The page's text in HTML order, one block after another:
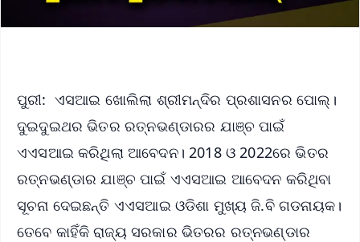
ପୁରୀ: ଏସଆଇ ଖୋଲିଲା ଶ୍ରୀମନ୍ଦିର ପ୍ରଶାସନର ପୋଲ୍।
ଦୁଇଦୁଇଥର ଭିତର ରତ୍ନଭଣ୍ଡାରର ଯାଞ୍ଚ ପାଇଁ
ଏଏସଆଇ କରିଥିଲା ଆବେଦନ। 2018 ଓ 2022ରେ ଭିତର
ରତ୍ନଭଣ୍ଡାର ଯାଞ୍ଚ ପାଇଁ ଏଏସଆଇ ଆବେଦନ କରିଥିବା
ସୂଚନା ଦେଇଛନ୍ତି ଏଏସଆଇ ଓଡିଶା ମୁଖ୍ୟ ଜି.ବି ଗଡନାୟକ।
ତେବେ କାହିଁକି ରାଜ୍ୟ ସରକାର ଭିତରର ରତ୍ନଭଣ୍ଡାର